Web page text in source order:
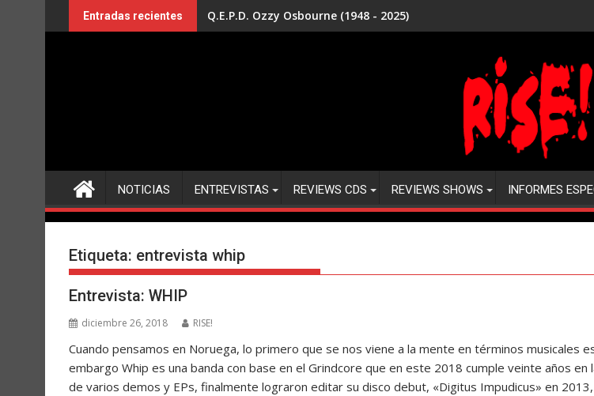
al
Entradas recientes Q.E.P.D. Ozzy Osbourne (1948 - 2025)
NOTICIAS ENTREVISTAS REVIEWS CDS REVIEWS SHOWS INFORMES
Etiqueta: entrevista whip
Entrevista: WHIP
diciembre 26, 2018 RISE!
Cuando pensamos en Noruega, lo primero que se nos viene a la mente en términos musicales
embargo Whip es una banda con base en el Grindcore que en este 2018 cumple veinte años en
de varios demos y EPs, finalmente lograron editar su disco debut, «Digitus Impudicus» en 2013,